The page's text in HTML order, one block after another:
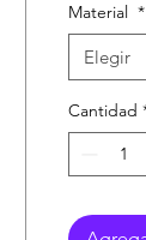
Material *
Elegir
Cantidad